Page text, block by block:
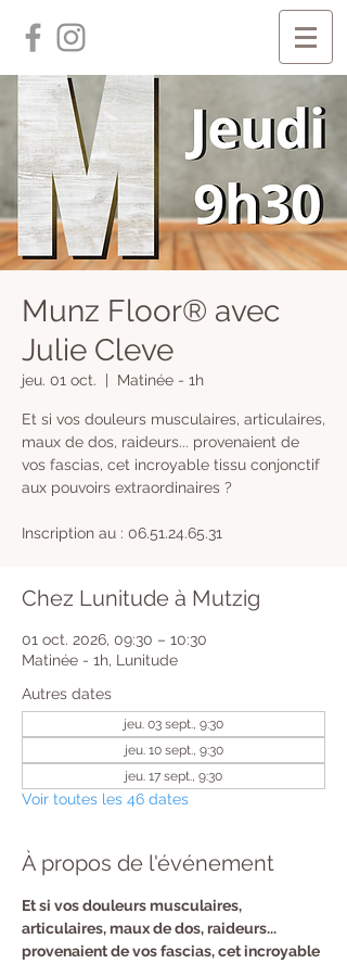
Munz Floor® avec
Julie Cleve
jeu. 01 oct. Matinée - 1h
​Et si vos douleurs musculaires, articulaires,
maux de dos, raideurs... provenaient de
vos fascias, cet incroyable tissu conjonctif
aux pouvoirs extraordinaires ?
Inscription au : 06.51.24.65.31
Chez Lunitude à Mutzig
01 oct. 2026, 09:30 – 10:30
Matinée - 1h, Lunitude
Autres dates
jeu. 03 sept., 9:30
jeu. 10 sept., 9:30
jeu. 17 sept., 9:30
Voir toutes les 46 dates
À propos de l'événement
​Et si vos douleurs musculaires,
articulaires, maux de dos, raideurs...
provenaient de vos fascias, cet incroyable